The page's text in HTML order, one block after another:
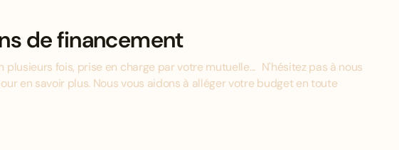
de financement
plusieurs fois, prise en charge par votre mutuelle... N'hésitez pas à nous
en savoir plus. Nous vous aidons à alléger votre budget en toute